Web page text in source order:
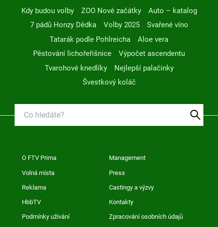
Kdy budou volby
ZOO Nové začátky
Auto – katalog
7 pádů Honzy Dědka
Volby 2025
Svařené víno
Tatarák podle Pohlreicha
Aloe vera
Pěstování lichořeřišnice
Výpočet ascendentu
Tvarohové knedlíky
Nejlepší palačinky
Švestkový koláč
O FTV Prima Management
Volná místa Press
Reklama Castingy a výzvy
HbbTV Kontakty
Podmínky užívání Zpracování osobních údajů